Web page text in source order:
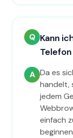
Q Kann
A Da es
handelt,
jedem
einfach